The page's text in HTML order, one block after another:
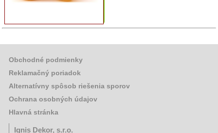
Paprika
semeno,
Kel,
Šalát
Karfiol,
Kaleráb
Reďkovka
Obchodné podmienky
Reklamačný poriadok
Alternatívny spôsob riešenia sporov
Ochrana osobných údajov
Hlavná stránka
Ignis Dekor, s.r.o.